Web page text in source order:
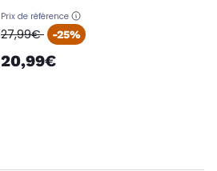
Prix de référence
oldPrice
27,99€ -25%
20,99€